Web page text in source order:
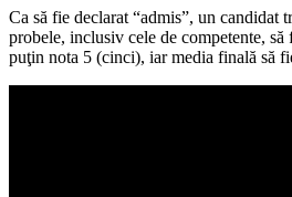
Ca să fie declarat “admis”, un candidat
probele, inclusiv cele de competente,
puţin nota 5 (cinci), iar media finală să